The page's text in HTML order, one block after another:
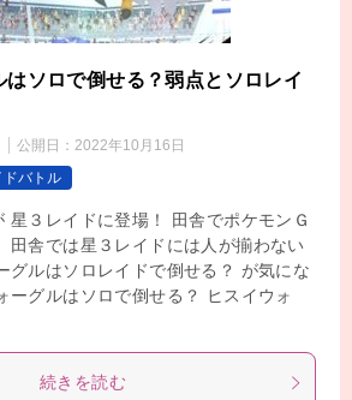
はソロで倒せる？弱点とソロレイ
公開日： 2022年10月16日
ドバトル
星３レイドに登場！ 田舎でポケモンＧ
田舎では星３レイドには人が揃わない
グルはソロレイドで倒せる？ が気にな
ーグルはソロで倒せる？ ヒスイウォ
続きを読む